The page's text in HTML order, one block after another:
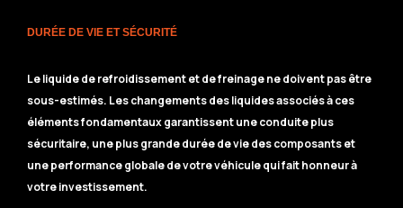
DURÉE DE VIE ET SÉCURITÉ
Le liquide de refroidissement et de freinage ne doivent pas être
sous-estimés. Les changements des liquides associés à ces
éléments fondamentaux garantissent une conduite plus
sécuritaire, une plus grande durée de vie des composants et
une performance globale de votre véhicule qui fait honneur à
votre investissement.